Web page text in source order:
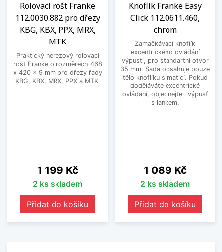
Rolovací rošt Franke
112.0030.882 pro dřezy
KBG, KBX, PPX, MRX,
MTK
Praktický nerezový rolovací
rošt Franke o rozměrech 468
x 420 x 9 mm pro dřezy řady
KBG, KBX, MRX, PPX a MTK.
Cena
1 199 Kč
2 ks skladem
Přidat do košíku
Knoflík Franke Easy
Click 112.0611.460,
chrom
Zamačkávací knoflík
excentrického ovládání
výpusti, pro standartní otvor
35 mm. Sada obsahuje pouze
tělo knoflíku s maticí. Pokud
doděláváte excentrické
ovládání, objednejte i výpusť
s lankem.
Cena
1 089 Kč
2 ks skladem
Přidat do košíku